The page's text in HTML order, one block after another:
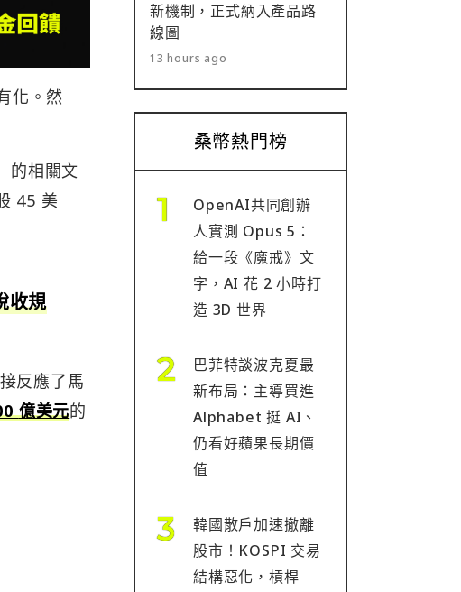
化。然
的相關文
45 美
收規
反應了馬
億美元的
新機制，正式納入產品路
線圖
13 hours ago
桑幣熱門榜
OpenAI共同創辦
人實測 Opus 5：
給一段《魔戒》文
字，AI 花 2 小時打
造 3D 世界
巴菲特談波克夏最
新布局：主導買進
Alphabet 挺 AI、
仍看好蘋果長期價
值
韓國散戶加速撤離
股市！KOSPI 交易
結構惡化，槓桿